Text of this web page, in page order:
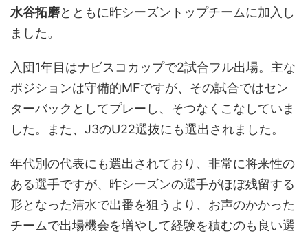
水谷拓磨とともに昨シーズントップチームに加入し
ました。
入団1年目はナビスコカップで2試合フル出場。主な
ポジションは守備的MFですが、その試合ではセン
ターバックとしてプレーし、そつなくこなしていま
した。また、J3のU22選抜にも選出されました。
年代別の代表にも選出されており、非常に将来性の
ある選手ですが、昨シーズンの選手がほぼ残留する
形となった清水で出番を狙うより、お声のかかった
チームで出場機会を増やして経験を積むのも良い選